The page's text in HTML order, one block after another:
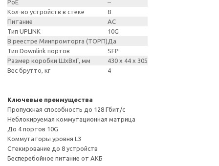
PoE
–
Кол-во устройств в стеке
8
Питание
AC
Тип UPLINK
10G
В реестре Минпромторга (ТОРП) Да
Тип Downlink портов
SFP
Размер коробки ШхВхГ, мм
430 x 44 x 305
Вес брутто, кг
4
Ключевые преимущества
Пропускная способность до 128 Гбит/с
Неблокируемая коммутационная матрица
До 4 портов 10G
Коммутаторы уровня L3
Стекирование до 8 устройств
Бесперебойное питание от АКБ